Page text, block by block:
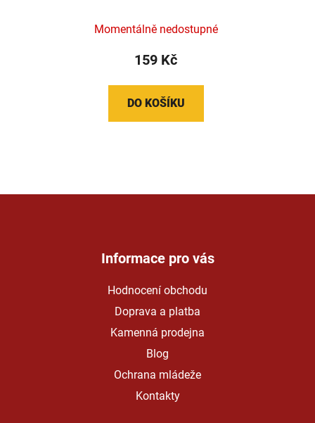
Momentálně nedostupné
159 Kč
DO KOŠÍKU
Informace pro vás
Hodnocení obchodu
Doprava a platba
Kamenná prodejna
Blog
Ochrana mládeže
Kontakty